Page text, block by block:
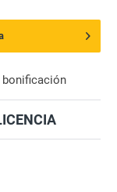
bonificación